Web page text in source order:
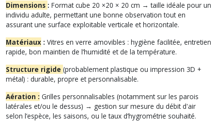
Dimensions : Format cube 20 ×20 × 20 cm → taille idéale pour un
individu adulte, permettant une bonne observation tout en
assurant une surface exploitable verticale et horizontale.
Matériaux : Vitres en verre amovibles : hygiène facilitée, entretien
rapide, bon maintien de l’humidité et de la température.
Structure rigide (probablement plastique ou impression 3D +
métal) : durable, propre et personnalisable.
Aération : Grilles personnalisables (notamment sur les parois
latérales et/ou le dessus) → gestion sur mesure du débit d'air
selon l’espèce, les saisons, ou le taux d’hygrométrie souhaité.